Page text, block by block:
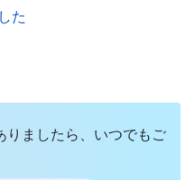
ここが基準に達してい
きました。午前中かけ
ぐさま、彼らを一人残
ール付きのランチに招
千元もの失費でした。
た
りましたら、いつでもご